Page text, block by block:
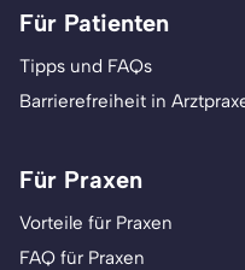
Für Patienten
Tipps und FAQs
Barrierefreiheit in
Für Praxen
Vorteile für Praxen
FAQ für Praxen